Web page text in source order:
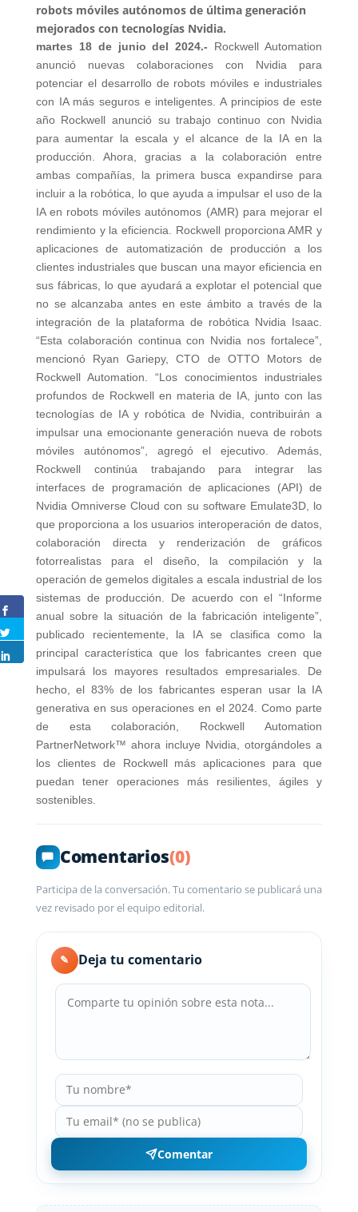
robots móviles autónomos de última generación
mejorados con tecnologías Nvidia.
martes 18 de junio del 2024.- Rockwell Automation
anunció nuevas colaboraciones con Nvidia para
potenciar el desarrollo de robots móviles e industriales
con IA más seguros e inteligentes. A principios de este
año Rockwell anunció su trabajo continuo con Nvidia
para aumentar la escala y el alcance de la IA en la
producción. Ahora, gracias a la colaboración entre
ambas compañías, la primera busca expandirse para
incluir a la robótica, lo que ayuda a impulsar el uso de la
IA en robots móviles autónomos (AMR) para mejorar el
rendimiento y la eficiencia. Rockwell proporciona AMR y
aplicaciones de automatización de producción a los
clientes industriales que buscan una mayor eficiencia en
sus fábricas, lo que ayudará a explotar el potencial que
no se alcanzaba antes en este ámbito a través de la
integración de la plataforma de robótica Nvidia Isaac.
“Esta colaboración continua con Nvidia nos fortalece”,
mencionó Ryan Gariepy, CTO de OTTO Motors de
Rockwell Automation. “Los conocimientos industriales
profundos de Rockwell en materia de IA, junto con las
tecnologías de IA y robótica de Nvidia, contribuirán a
impulsar una emocionante generación nueva de robots
móviles autónomos”, agregó el ejecutivo. Además,
Rockwell continúa trabajando para integrar las
interfaces de programación de aplicaciones (API) de
Nvidia Omniverse Cloud con su software Emulate3D, lo
que proporciona a los usuarios interoperación de datos,
colaboración directa y renderización de gráficos
fotorrealistas para el diseño, la compilación y la
operación de gemelos digitales a escala industrial de los
sistemas de producción. De acuerdo con el “Informe
anual sobre la situación de la fabricación inteligente”,
publicado recientemente, la IA se clasifica como la
principal característica que los fabricantes creen que
impulsará los mayores resultados empresariales. De
hecho, el 83% de los fabricantes esperan usar la IA
generativa en sus operaciones en el 2024. Como parte
de esta colaboración, Rockwell Automation
PartnerNetwork™ ahora incluye Nvidia, otorgándoles a
los clientes de Rockwell más aplicaciones para que
puedan tener operaciones más resilientes, ágiles y
sostenibles.
Comentarios(0)
Participa de la conversación. Tu comentario se publicará una
vez revisado por el equipo editorial.
✎ Deja tu comentario
Comentar